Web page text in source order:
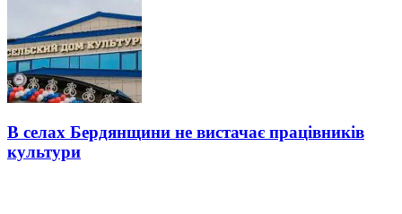
В селах Бердянщини не вистачає працівників
культури